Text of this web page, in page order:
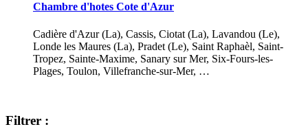
Chambre d'hotes Cote d'Azur
Cadière d'Azur (La), Cassis, Ciotat (La), Lavandou (Le),
Londe les Maures (La), Pradet (Le), Saint Raphaèl, Saint-
Tropez, Sainte-Maxime, Sanary sur Mer, Six-Fours-les-
Plages, Toulon, Villefranche-sur-Mer, …
Filtrer :